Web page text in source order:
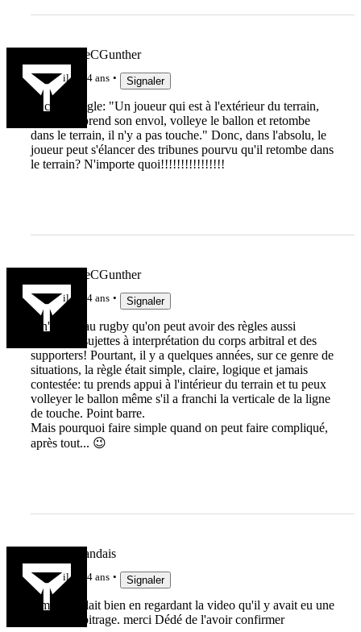
lebonbernieCGunther
il y a 4 ans Signaler
Je cite la règle: "Un joueur qui est à l'extérieur du terrain,
qui saute, prend son envol, volleye le ballon et retombe
dans le terrain, il n'y a pas touche." Donc, dans l'absolu, le
joueur peut s'élancer des tribunes pourvu qu'il retombe dans
le terrain? N'importe quoi!!!!!!!!!!!!!!!!
lebonbernieCGunther
il y a 4 ans Signaler
Il n'y a qu'au rugby qu'on peut avoir des règles aussi
tordues et sujettes à interprétation du corps arbitral et des
supporters! Pourtant, il y a quelques années, sur ce genre de
situations, la règle était simple, claire, logique et jamais
contestée: tu prends appui à l'intérieur du terrain et tu peux
volleyer le ballon même s'il a franchi la verticale de la ligne
de touche. Point barre.
Mais pourquoi faire simple quand on peut faire compliqué,
après tout... 😉
Le Haut Landais
il y a 4 ans Signaler
il me semblait bien en regardant la video qu'il y avait eu une
erreur d'arbitrage. merci Dédé de l'avoir confirmer